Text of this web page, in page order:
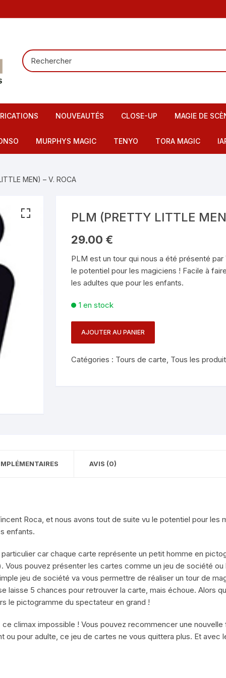
NOUVEAUTÉS CLOSE-UP
Tours de carte
Mousses – Balles – Anneaux
Chop Cup – Gobelets
MAGIE DE
Carte pour la
Tours pour
Tours de
Foulards et
– FI – Fils – Cordes
– Rubans – Steamers
– Produits
MURPHYS MAGIC TENYO TORA MAGIC
MEN) – V. ROCA
PLM (PRETTY LITTLE
29.00 €
PLM est un tour qui nous a été présenté
le potentiel pour les magiciens ! Facile à
les adultes que pour les enfants.
1 en stock
PLM
AJOUTER AU PANIER
Catégories : Tours de carte, Tous les
AVIS (0)
Roca, et nous avons tout de suite vu le potentiel pour les
enfants.
car chaque carte représente un petit homme en
pouvez présenter les cartes comme un jeu de société ou
jeu de société va vous permettre de réaliser un tour de
laisse 5 chances pour retrouver la carte, mais échoue. Alors
le pictogramme du spectateur en grand !
climax impossible ! Vous pouvez recommencer une
pour adulte, ce jeu de cartes ne vous quittera plus. Et avec